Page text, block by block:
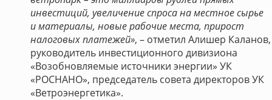
инвестиций, увеличение спроса на местное сырье
и материалы, новые рабочие места, прирост
налоговых платежей», – отметил Алишер Каланов,
руководитель инвестиционного дивизиона
«Возобновляемые источники энергии» УК
«РОСНАНО», председатель совета директоров УК
«Ветроэнергетика».